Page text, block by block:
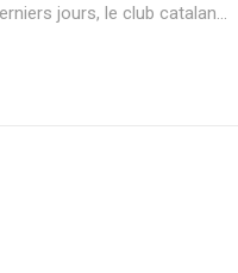
jours, le club catalan...